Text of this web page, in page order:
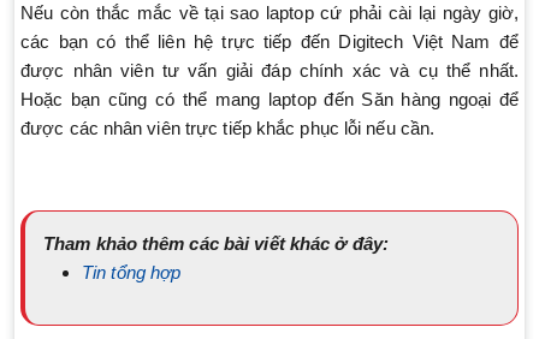
Nếu còn thắc mắc về tại sao laptop cứ phải cài lại ngày giờ,
các bạn có thể liên hệ trực tiếp đến Digitech Việt Nam để
được nhân viên tư vấn giải đáp chính xác và cụ thể nhất.
Hoặc bạn cũng có thể mang laptop đến Săn hàng ngoại để
được các nhân viên trực tiếp khắc phục lỗi nếu cần.
Tham khảo thêm các bài viết khác ở đây:
Tin tổng hợp